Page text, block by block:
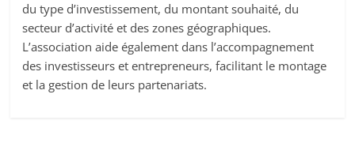
du type d’investissement, du montant souhaité, du
secteur d’activité et des zones géographiques.
L’association aide également dans l’accompagnement
des investisseurs et entrepreneurs, facilitant le montage
et la gestion de leurs partenariats.